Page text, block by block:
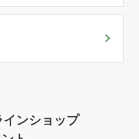
インショップ